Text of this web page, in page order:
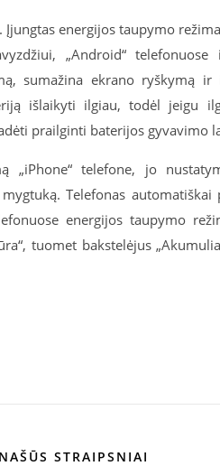
energijos taupymo
„Android“ telefonuose
sumažina ekrano ryškymą
išlaikyti ilgiau, todėl jeigu
prailginti baterijos gyvavimo
„iPhone“ telefone, jo
Telefonas
energijos taupymo
tuomet bakstelėjus
STRAIPSNIAI